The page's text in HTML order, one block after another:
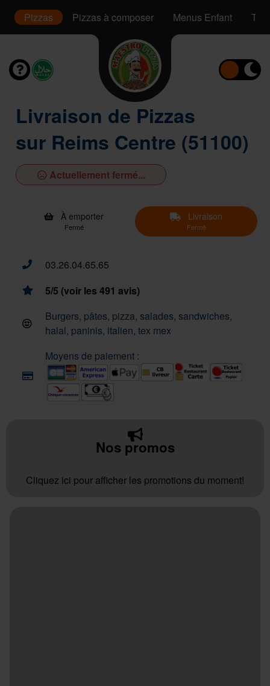
Pizzas Pizzas à composer Menus Enfant
Livraison de Pizzas
sur Reims Centre (51100)
Actuellement fermé...
À emporter
Fermé
Livraison
Fermé
03.26.04.65.65
5/5 (voir les 491 avis)
Burgers, pâtes, pizza, salades, sandwiches,
halal, paninis, italien, tex mex
Moyens de paiement :
Nos promos
Cliquez ici pour afficher les promotions du moment!